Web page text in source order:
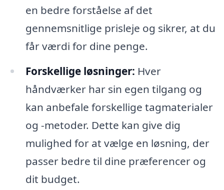
en bedre forståelse af det
gennemsnitlige prisleje og sikrer, at du
får værdi for dine penge.
Forskellige løsninger: Hver
håndværker har sin egen tilgang og
kan anbefale forskellige tagmaterialer
og -metoder. Dette kan give dig
mulighed for at vælge en løsning, der
passer bedre til dine præferencer og
dit budget.